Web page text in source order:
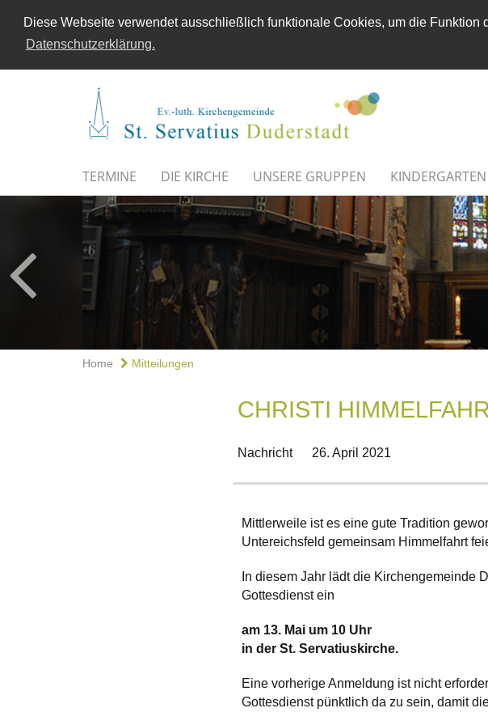
Diese Webseite verwendet ausschließlich funktionale Cookies, um die
Datenschutzerklärung.
TERMINE DIE KIRCHE UNSERE GRUPPEN KINDERGARTEN
Home Mitteilungen
CHRISTI
Nachricht 26. April 2021
Mittlerweile ist es eine gute Tradition
Untereichsfeld gemeinsam Himmelfahrt
In diesem Jahr lädt die Kirchengemeinde
Gottesdienst ein
am 13. Mai um 10 Uhr
in der St. Servatiuskirche.
Eine vorherige Anmeldung ist nicht
Gottesdienst pünktlich da zu sein, damit